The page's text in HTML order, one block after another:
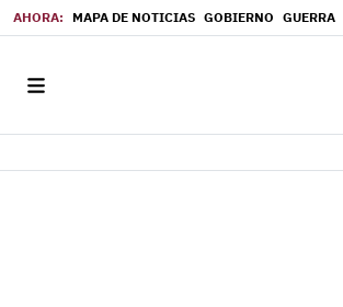
MAPA DE NOTICIAS GOBIERNO GUERRA